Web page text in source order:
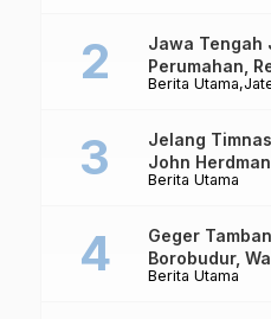
Berita Utama
Jawa Tengah
Perumahan,
Triliun
Berita Utama
Jelang
John
Dipertaruhkan
Berita Utama
Geger
Borobudur,
Alat Berat dan